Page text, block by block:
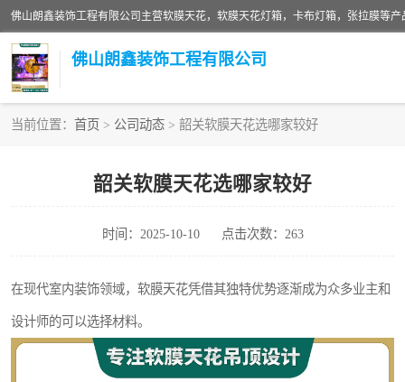
佛山朗鑫装饰工程有限公司
当前位置： 首页 > 公司动态 > 韶关软膜天花选哪家较好
韶关软膜天花选哪家较好
时间：2025-10-10 点击次数：263
在现代室内装饰领域，软膜天花凭借其独特优势逐渐成为众多业主和
设计师的可以选择材料。